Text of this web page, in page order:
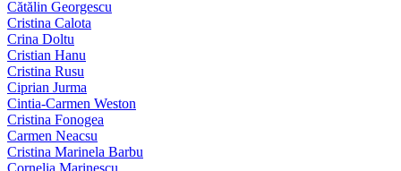
Cătălin Georgescu
Cristina Calota
Crina Doltu
Cristian Hanu
Cristina Rusu
Ciprian Jurma
Cintia-Carmen Weston
Cristina Fonogea
Carmen Neacsu
Cristina Marinela Barbu